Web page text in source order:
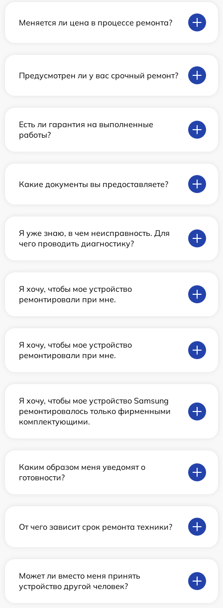
Меняется ли цена в процессе ремонта?
Предусмотрен ли у вас срочный ремонт?
Есть ли гарантия на выполненные
работы?
Какие документы вы предоставляете?
Я уже знаю, в чем неисправность. Для
чего проводить диагностику?
Я хочу, чтобы мое устройство
ремонтировали при мне.
Я хочу, чтобы мое устройство
ремонтировали при мне.
Я хочу, чтобы мое устройство Samsung
ремонтировалось только фирменными
комплектующими.
Каким образом меня уведомят о
готовности?
От чего зависит срок ремонта техники?
Может ли вместо меня принять
устройство другой человек?